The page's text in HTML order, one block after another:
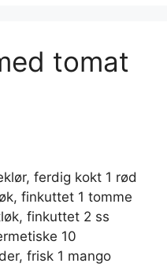
tomat
ferdig kokt 1 rød
finkuttet 1 tomme
finkuttet 2 ss
10
frisk 1 mango